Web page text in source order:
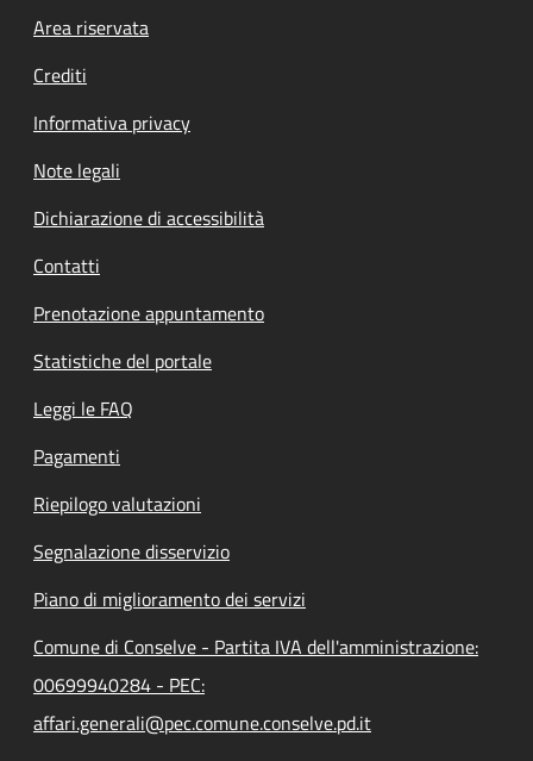
Footer menu
Area riservata
Crediti
Informativa privacy
Note legali
Dichiarazione di accessibilità
Contatti
Prenotazione appuntamento
Statistiche del portale
Leggi le FAQ
Pagamenti
Riepilogo valutazioni
Segnalazione disservizio
Piano di miglioramento dei servizi
Comune di Conselve - Partita IVA dell'amministrazione:
00699940284 - PEC:
affari.generali@pec.comune.conselve.pd.it